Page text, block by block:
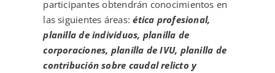
participantes obtendrán conocimientos en
las siguientes áreas:ética profesional,
planilla de individuos, planilla de
corporaciones, planilla de IVU, planilla de
contribución sobre caudal relicto y